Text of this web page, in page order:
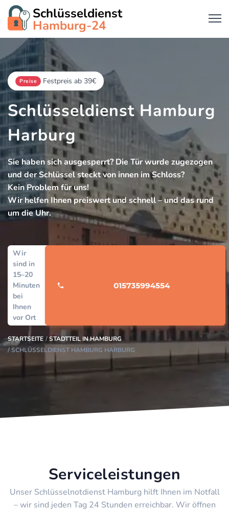
Schlüsseldienst
Hamburg-24
Preise Festpreis ab 39€
Schlüsseldienst Hamburg
Harburg
Sie haben sich ausgesperrt? Die Tür wurde zugezogen
und der Schlüssel steckt von innen im Schloss?
Kein Problem für uns!
Wir helfen Ihnen preiswert und schnell – und das rund
um die Uhr.
Wir
sind in
15–20
Minuten
bei
Ihnen
vor Ort
STARTSEITE
STADTTEIL IN HAMBURG
SCHLÜSSELDIENST HAMBURG HARBURG
Serviceleistungen
Unser Schlüsselnotdienst Hamburg hilft Ihnen im Notfall
– wir sind jeden Tag 24 Stunden erreichbar. Wir öffnen